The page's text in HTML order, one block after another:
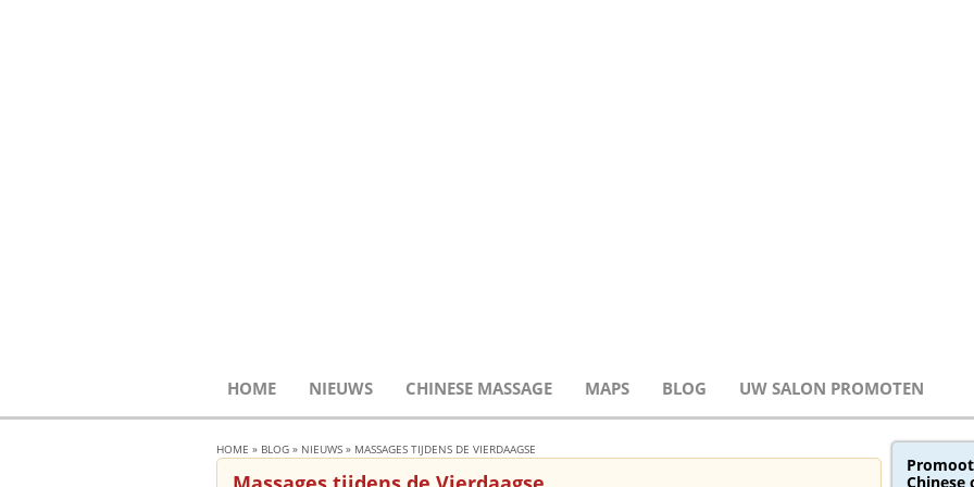
HOME NIEUWS CHINESE MASSAGE MAPS BLOG UW SALON PROMOTEN
HOME » BLOG » NIEUWS » MASSAGES TIJDENS DE VIERDAAGSE
Chinese